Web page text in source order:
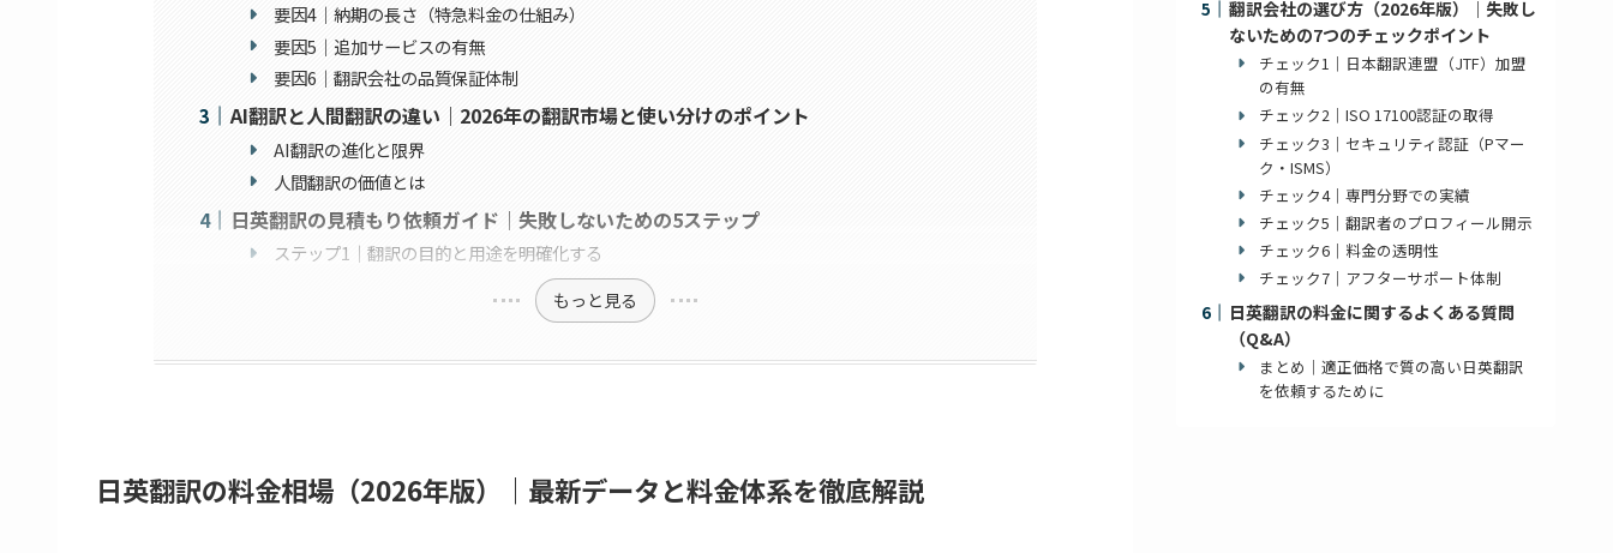
要因4｜納期の長さ（特急料金の仕組み）
要因5｜追加サービスの有無
要因6｜翻訳会社の品質保証体制
AI翻訳と人間翻訳の違い｜2026年の翻訳市場と使い分けのポイント
AI翻訳の進化と限界
人間翻訳の価値とは
日英翻訳の見積もり依頼ガイド｜失敗しないための5ステップ
ステップ1｜翻訳の目的と用途を明確化する
もっと見る
日英翻訳の料金相場（2026年版）｜最新データと料金体系を徹底解説
翻訳会社の選び方（2026年版）｜失敗し
ないための7つのチェックポイント
チェック1｜日本翻訳連盟（JTF）加盟
の有無
チェック2｜ISO 17100認証の取得
チェック3｜セキュリティ認証（Pマー
ク・ISMS）
チェック4｜専門分野での実績
チェック5｜翻訳者のプロフィール開示
チェック6｜料金の透明性
チェック7｜アフターサポート体制
日英翻訳の料金に関するよくある質問
（Q&A）
まとめ｜適正価格で質の高い日英翻訳
を依頼するために